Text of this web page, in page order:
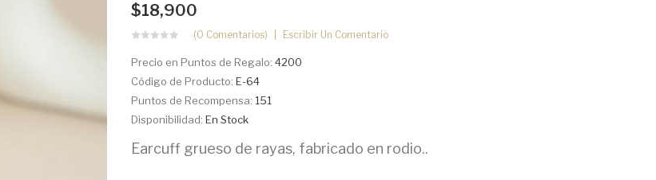
$18,900
(0 Comentarios) Escribir Un Comentario
Precio en Puntos de Regalo: 4200
Código de Producto: E-64
Puntos de Recompensa: 151
Disponibilidad: En Stock
Earcuff grueso de rayas, fabricado en rodio..